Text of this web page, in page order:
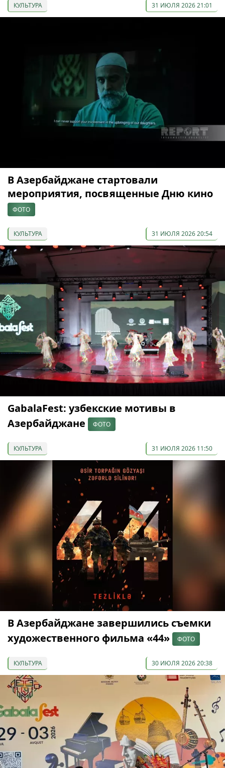
КУЛЬТУРА 31 ИЮЛЯ 2026 21:01
В Азербайджане стартовали
мероприятия, посвященные Дню кино
ФОТО
КУЛЬТУРА 31 ИЮЛЯ 2026 20:54
GabalaFest: узбекские мотивы в
Азербайджане
ФОТО
КУЛЬТУРА 31 ИЮЛЯ 2026 11:50
В Азербайджане завершились съемки
художественного фильма «44»
ФОТО
КУЛЬТУРА 30 ИЮЛЯ 2026 20:38